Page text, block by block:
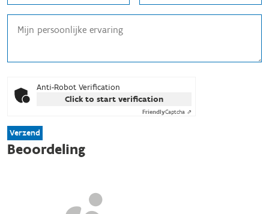
Anti-Robot Verification
Click to start verification
FriendlyCaptcha ⇗
Verzend
Beoordeling